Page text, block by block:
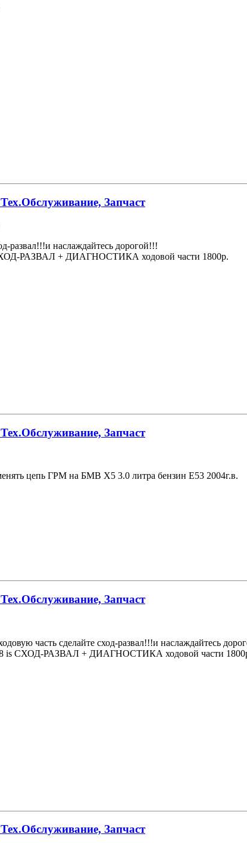
Запчаст
развал!!!и наслаждайтесь дорогой!!!
РАЗВАЛ + ДИАГНОСТИКА ходовой части 1800р.
Запчаст
цепь ГРМ на БМВ Х5 3.0 литра бензин Е53 2004г.в.
Запчаст
часть сделайте сход-развал!!!и наслаждайтесь
is СХОД-РАЗВАЛ + ДИАГНОСТИКА ходовой части
Запчаст